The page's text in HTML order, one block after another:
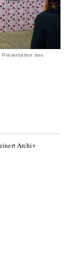
Präsentation des
Archiv